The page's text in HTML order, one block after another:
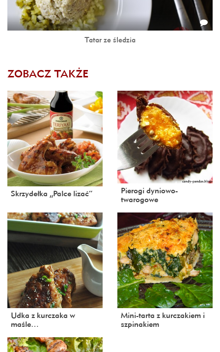
Tatar ze śledzia
ZOBACZ TAKŻE
Skrzydełka „Palce lizać”
Pierogi dyniowo-
twarogowe
Udka z kurczaka w
maśle…
Mini-tarta z kurczakiem i
szpinakiem